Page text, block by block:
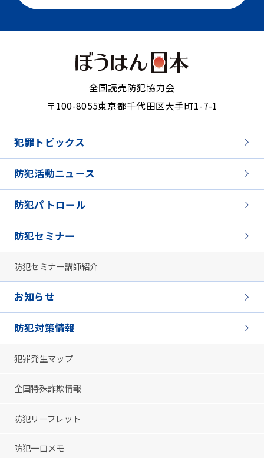
全国読売防犯協力会
〒100-8055東京都千代田区大手町1-7-1
犯罪トピックス
防犯活動ニュース
防犯パトロール
防犯セミナー
防犯セミナー講師紹介
お知らせ
防犯対策情報
犯罪発生マップ
全国特殊詐欺情報
防犯リーフレット
防犯一口メモ